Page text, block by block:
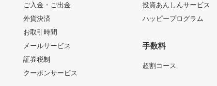
ご入金・ご出金
外貨決済
お取引時間
メールサービス
証券税制
クーポンサービス
投資あんしんサービス
ハッピープログラム
手数料
超割コース